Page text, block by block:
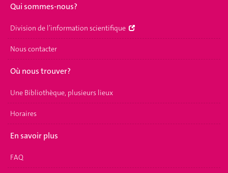
Qui sommes-nous?
Division de l’information scientifique
Nous contacter
Où nous trouver?
Une Bibliothèque, plusieurs lieux
Horaires
En savoir plus
FAQ